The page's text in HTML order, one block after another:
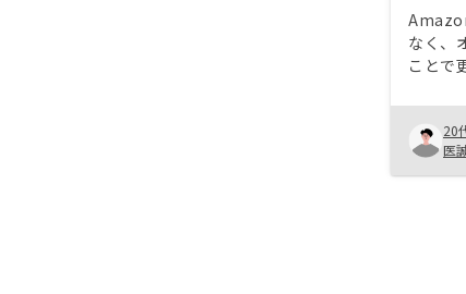
なく、
ことで
きる
程度で
投資
点、 こ
ビジネ
20
医